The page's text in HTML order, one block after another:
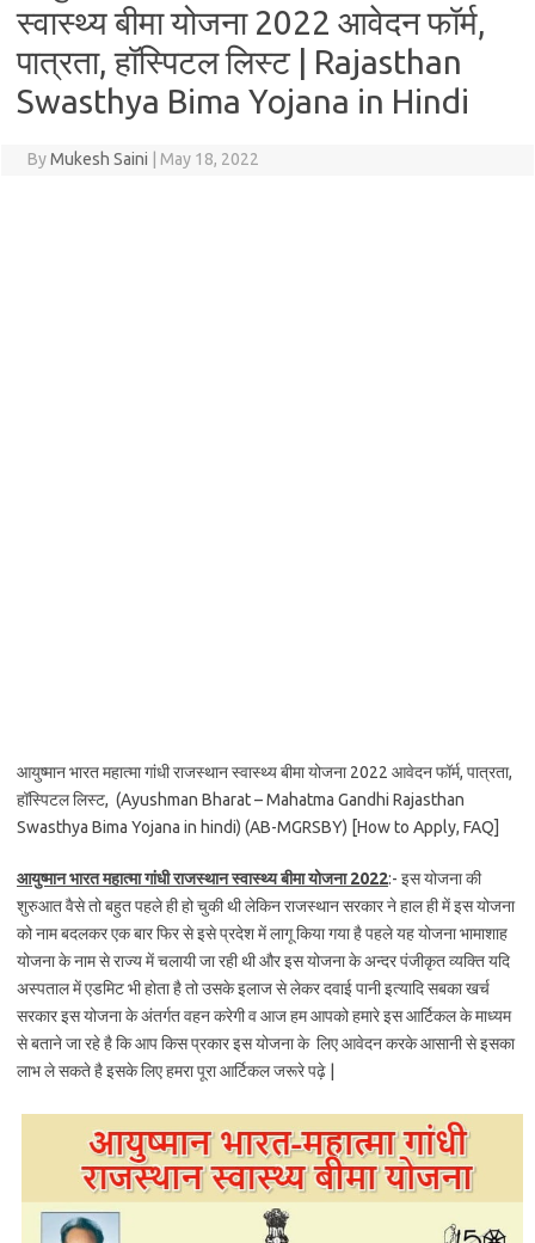
स्वास्थ्य बीमा योजना 2022 आवेदन फॉर्म,
पात्रता, हॉस्पिटल लिस्ट | Rajasthan
Swasthya Bima Yojana in Hindi
ByMukesh Saini May 18, 2022
आयुष्मान भारत महात्मा गांधी राजस्थान स्वास्थ्य बीमा योजना 2022 आवेदन फॉर्म, पात्रता,
हॉस्पिटल लिस्ट, (Ayushman Bharat – Mahatma Gandhi Rajasthan
Swasthya Bima Yojana in hindi) (AB-MGRSBY) [How to Apply, FAQ]
आयुष्मान भारत महात्मा गांधी राजस्थान स्वास्थ्य बीमा योजना 2022:- इस योजना की
शुरुआत वैसे तो बहुत पहले ही हो चुकी थी लेकिन राजस्थान सरकार ने हाल ही में इस योजना
को नाम बदलकर एक बार फिर से इसे प्रदेश में लागू किया गया है पहले यह योजना भामाशाह
योजना के नाम से राज्य में चलायी जा रही थी और इस योजना के अन्दर पंजीकृत व्यक्ति यदि
अस्पताल में एडमिट भी होता है तो उसके इलाज से लेकर दवाई पानी इत्यादि सबका खर्च
सरकार इस योजना के अंतर्गत वहन करेगी व आज हम आपको हमारे इस आर्टिकल के माध्यम
से बताने जा रहे है कि आप किस प्रकार इस योजना के लिए आवेदन करके आसानी से इसका
लाभ ले सकते है इसके लिए हमरा पूरा आर्टिकल जरूरे पढ़े |